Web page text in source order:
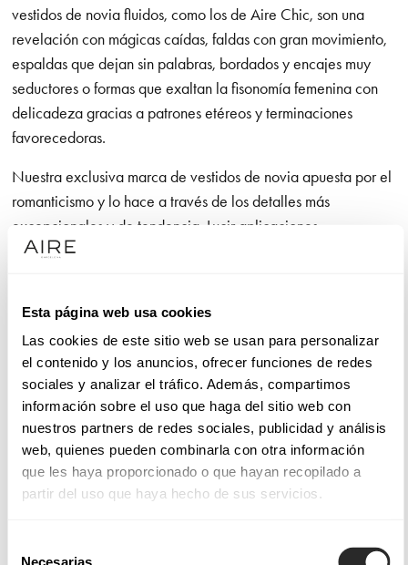
Esta página web usa cookies
Las cookies de este sitio web se usan para personalizar
el contenido y los anuncios, ofrecer funciones de redes
sociales y analizar el tráfico. Además, compartimos
información sobre el uso que haga del sitio web con
nuestros partners de redes sociales, publicidad y análisis
web, quienes pueden combinarla con otra información
que les haya proporcionado o que hayan recopilado a
partir del uso que haya hecho de sus servicios.
Necesarias
vestidos de novia fluidos, como los de Aire Chic, son una
revelación con mágicas caídas, faldas con gran movimiento,
espaldas que dejan sin palabras, bordados y encajes muy
seductores o formas que exaltan la fisonomía femenina con
delicadeza gracias a patrones etéreos y terminaciones
favorecedoras.
Nuestra exclusiva marca de vestidos de novia apuesta por el
romanticismo y lo hace a través de los detalles más
excepcionales y de tendencia. Lucir aplicaciones
extraordinarias de camino al altar es un lujo. No olvidamos el
nobles que utilizamos en cada modelo y que son un gusto
para la vista y para el tacto.
Sucumbirás con la línea de vestidos de alta costura Aire
Atelier si tus máximas son calidad y moda. Sentirás
admiración por los modelos Aire Barcelona, que funden la
elegancia con la sensualidad, dando lugar a confecciones
muy femeninas con las que celebrar el amor. Y te gustarán los
enfundada en un vestido de novia sencillo en apariencia,